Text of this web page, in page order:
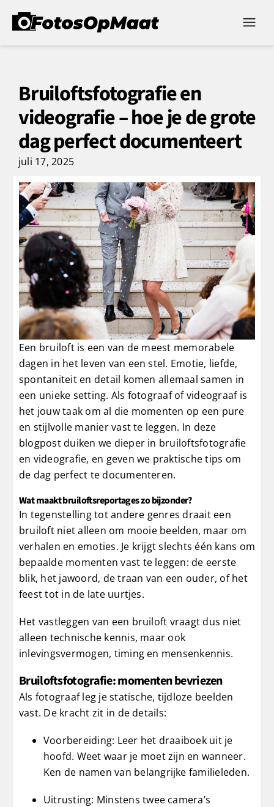
Bruiloftsfotografie en
videografie – hoe je de grote
dag perfect documenteert
juli 17, 2025
Een bruiloft is een van de meest memorabele
dagen in het leven van een stel. Emotie, liefde,
spontaniteit en detail komen allemaal samen in
een unieke setting. Als fotograaf of videograaf is
het jouw taak om al die momenten op een pure
en stijlvolle manier vast te leggen. In deze
blogpost duiken we dieper in bruiloftsfotografie
en videografie, en geven we praktische tips om
de dag perfect te documenteren.
Wat maakt bruiloftsreportages zo bijzonder?
In tegenstelling tot andere genres draait een
bruiloft niet alleen om mooie beelden, maar om
verhalen en emoties. Je krijgt slechts één kans om
bepaalde momenten vast te leggen: de eerste
blik, het jawoord, de traan van een ouder, of het
feest tot in de late uurtjes.
Het vastleggen van een bruiloft vraagt dus niet
alleen technische kennis, maar ook
inlevingsvermogen, timing en mensenkennis.
Bruiloftsfotografie: momenten bevriezen
Als fotograaf leg je statische, tijdloze beelden
vast. De kracht zit in de details:
Voorbereiding: Leer het draaiboek uit je
hoofd. Weet waar je moet zijn en wanneer.
Ken de namen van belangrijke familieleden.
Uitrusting: Minstens twee camera’s